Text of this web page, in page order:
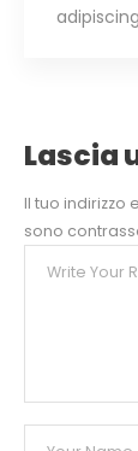
Lascia
Il tuo indirizzo
sono